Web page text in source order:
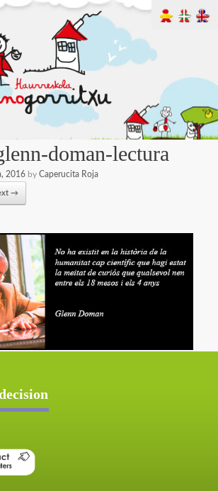
doman-lectura
2016 by Caperucita Roja
→